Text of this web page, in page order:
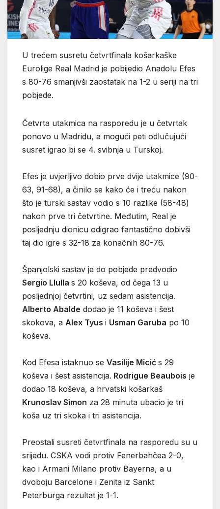
U trećem susretu četvrtfinala košarkaške
Eurolige Real Madrid je pobijedio Anadolu Efes
s 80-76 smanjivši zaostatak na 1-2 u seriji na tri
pobjede.
Četvrta utakmica na rasporedu je u četvrtak
ponovo u Madridu, a mogući peti odlučujući
susret igrao bi se 4. svibnja u Turskoj.
Efes je uvjerljivo dobio prve dvije utakmice (90-
63, 91-68), a činilo se kako će i treću nakon
što je turski sastav vodio s 10 razlike (58-48)
nakon prve tri četvrtine. Međutim, Real je
posljednju dionicu odigrao fantastično dobivši
taj dio igre s 32-18 za konačnih 80-76.
Španjolski sastav je do pobjede predvodio
Sergio Llulla s 20 koševa, od čega 13 u
posljednjoj četvrtini, uz sedam asistencija.
Alberto Abalde dodao je 11 koševa i šest
skokova, a Alex Tyus i Usman Garuba po 10
koševa.
Kod Efesa istaknuo se Vasilije Micić s 29
koševa i šest asistencija. Rodrigue Beaubois je
dodao 18 koševa, a hrvatski košarkaš
Krunoslav Simon za 28 minuta ubacio je tri
koša uz tri skoka i tri asistencija.
Preostali susreti četvrtfinala na rasporedu su u
srijedu. CSKA vodi protiv Fenerbahčea 2-0,
kao i Armani Milano protiv Bayerna, a u
dvoboju Barcelone i Zenita iz Sankt
Peterburga rezultat je 1-1.